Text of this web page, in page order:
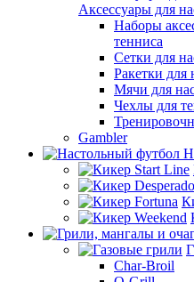
Аксессуары для
Наборы
тенниса
Сетки для
Ракетки для
Мячи для
Чехлы для
Gambler
Char-Broil